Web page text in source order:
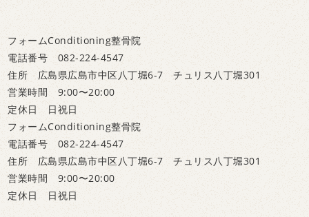
フォームConditioning整骨院
電話番号 082-224-4547
住所 広島県広島市中区八丁堀6-7 チュリス八丁堀301
営業時間 9:00〜20:00
定休日 日祝日
フォームConditioning整骨院
電話番号 082-224-4547
住所 広島県広島市中区八丁堀6-7 チュリス八丁堀301
営業時間 9:00〜20:00
定休日 日祝日